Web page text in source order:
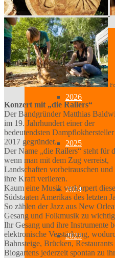
Archiv
ab 2019
2026
2025
2024
2023
Konzert mit „die Railers“
Der Bandgründer Matthias
im 19. Jahrhundert einer der
bedeutendsten
2017 gegründet.
Der Name „die Railers“ steht für
wenn man mit dem Zug verreist,
Landschaften vorbeirauschen
ihre Kraft verlieren.
Kaum eine Musik verkörpert
Südstaaten Amerikas des letzten
So zählen der Jazz aus New
Gesang und Folkmusik zu
Ihr Gesang und ihre Instrumente
elektronische Verstärkung,
Bahnsteige, Brücken,
Biogartens jederzeit spontan zu